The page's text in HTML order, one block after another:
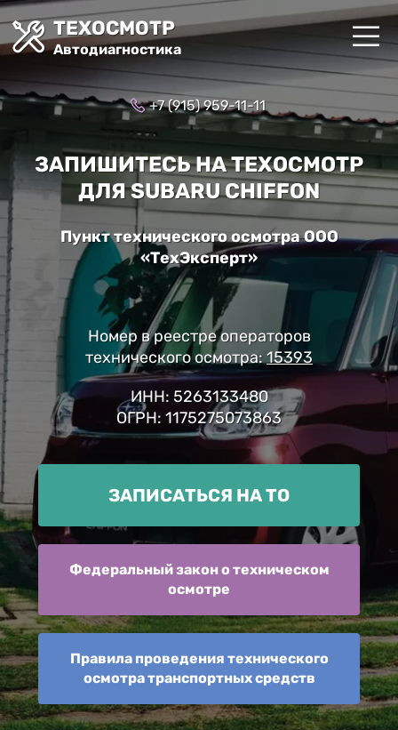
ТЕХОСМОТР
Автодиагностика
+7 (915) 959-11-11
ЗАПИШИТЕСЬ НА ТЕХОСМОТР
ДЛЯ SUBARU CHIFFON
Пункт технического осмотра ООО
«ТехЭксперт»
Номер в реестре операторов
технического осмотра:15393
ИНН: 5263133480
ОГРН: 1175275073863
ЗАПИСАТЬСЯ НА ТО
Федеральный закон о техническом
осмотре
Правила проведения технического
осмотра транспортных средств